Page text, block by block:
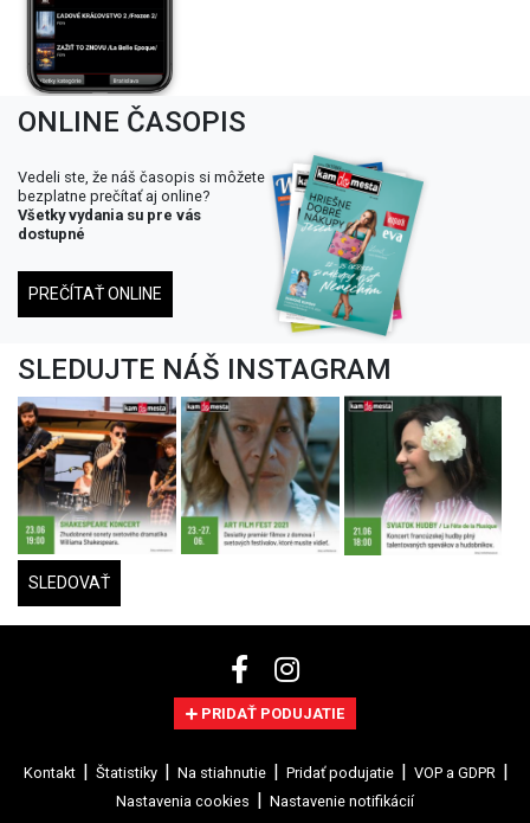
ONLINE ČASOPIS
Vedeli ste, že náš časopis si môžete
bezplatne prečítať aj online?
Všetky vydania su pre vás
dostupné
PREČÍTAŤ ONLINE
SLEDUJTE NÁŠ INSTAGRAM
SLEDOVAŤ
PRIDAŤ PODUJATIE
Kontakt Štatistiky Na stiahnutie Pridať podujatie
VOP a GDPR
Nastavenia cookies
Nastavenie notifikácií